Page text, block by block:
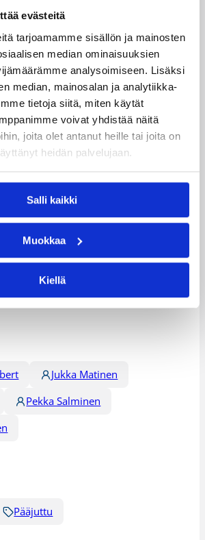
evästeitä
tarjoamamme sisällön ja mainosten
median ominaisuuksien
analysoimiseen. Lisäksi
median, mainosalan ja analytiikka-
tietoja siitä, miten käytät
voivat yhdistää näitä
joita olet antanut heille tai joita on
heidän palvelujaan.
Salli kaikki
Muokkaa
Kiellä
21.9.
12
:0
0
Tapiolan
Urheiluhalli
14
:3
Tapiolan
Urheiluhalli
:0
0
Jukka Matinen
Pekka Salminen
Pääjuttu